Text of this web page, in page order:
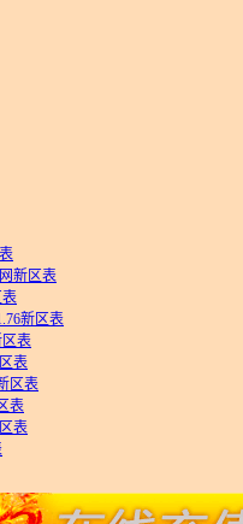
新区表
表
新区表
区表
表
区表
表
表